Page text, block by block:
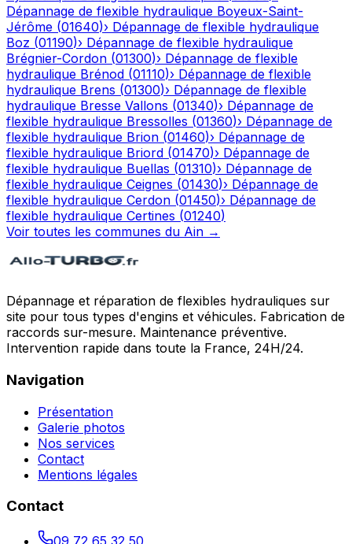
Dépannage de flexible hydraulique Boyeux-Saint-
Jérôme (01640)› Dépannage de flexible hydraulique
Boz (01190)› Dépannage de flexible hydraulique
Brégnier-Cordon (01300)› Dépannage de flexible
hydraulique Brénod (01110)› Dépannage de flexible
hydraulique Brens (01300)› Dépannage de flexible
hydraulique Bresse Vallons (01340)› Dépannage de
flexible hydraulique Bressolles (01360)› Dépannage de
flexible hydraulique Brion (01460)› Dépannage de
flexible hydraulique Briord (01470)› Dépannage de
flexible hydraulique Buellas (01310)› Dépannage de
flexible hydraulique Ceignes (01430)› Dépannage de
flexible hydraulique Cerdon (01450)› Dépannage de
flexible hydraulique Certines (01240)
Voir toutes les communes du Ain →
Dépannage et réparation de flexibles hydrauliques sur
site pour tous types d'engins et véhicules. Fabrication de
raccords sur-mesure. Maintenance préventive.
Intervention rapide dans toute la France, 24H/24.
Navigation
Présentation
Galerie photos
Nos services
Contact
Mentions légales
Contact
09 72 65 32 50